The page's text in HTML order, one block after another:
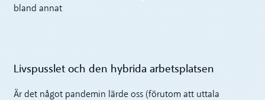
bland annat
Livspusslet och den hybrida arbetsplatsen
Är det något pandemin lärde oss (förutom att uttala